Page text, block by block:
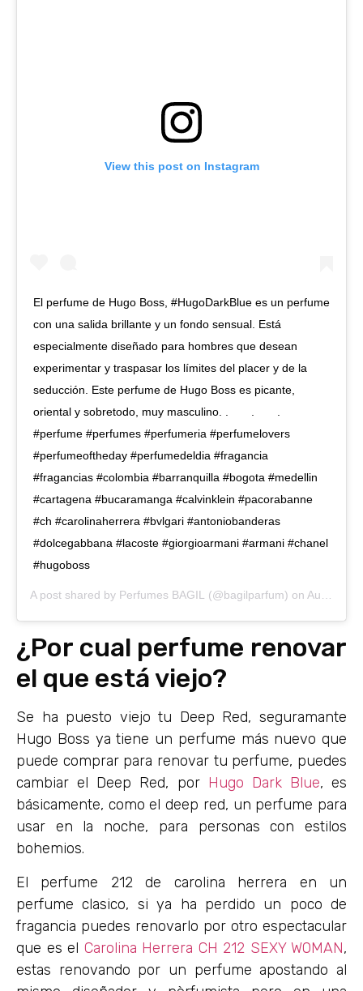
View this post on Instagram
El perfume de Hugo Boss, #HugoDarkBlue es un perfume
con una salida brillante y un fondo sensual. Está
especialmente diseñado para hombres que desean
experimentar y traspasar los límites del placer y de la
seducción. Este perfume de Hugo Boss es picante,
oriental y sobretodo, muy masculino. . ⠀⠀ . ⠀⠀ . ⠀⠀
#perfume #perfumes #perfumeria #perfumelovers
#perfumeoftheday #perfumedeldia #fragancia
#fragancias #colombia #barranquilla #bogota #medellin
#cartagena #bucaramanga #calvinklein #pacorabanne
#ch #carolinaherrera #bvlgari #antoniobanderas
#dolcegabbana #lacoste #giorgioarmani #armani #chanel
#hugoboss
A post shared by Perfumes BAGIL (@bagilparfum) on Aug 17, 2018 at 6:20pm PDT
¿Por cual perfume renovar
el que está viejo?
Se ha puesto viejo tu Deep Red, seguramante
Hugo Boss ya tiene un perfume más nuevo que
puede comprar para renovar tu perfume, puedes
cambiar el Deep Red, por Hugo Dark Blue, es
básicamente, como el deep red, un perfume para
usar en la noche, para personas con estilos
bohemios.
El perfume 212 de carolina herrera en un
perfume clasico, si ya ha perdido un poco de
fragancia puedes renovarlo por otro espectacular
que es el Carolina Herrera CH 212 SEXY WOMAN,
estas renovando por un perfume apostando al